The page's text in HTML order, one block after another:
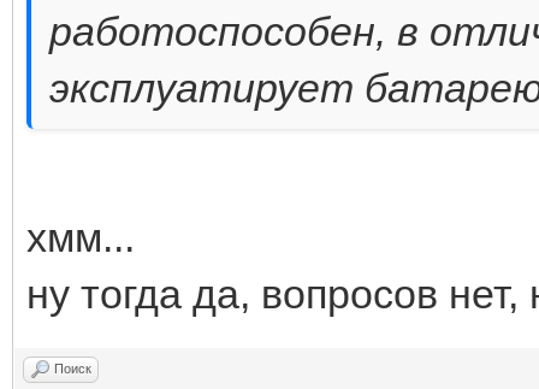
работоспособен, в
эксплуатирует
хмм...
ну тогда да, вопросов
Поиск